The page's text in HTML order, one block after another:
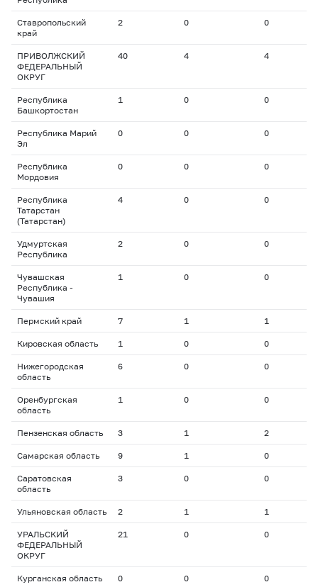
Ставропольский
край
2 0 0
ПРИВОЛЖСКИЙ
ФЕДЕРАЛЬНЫЙ
ОКРУГ
40 4 4
Республика
Башкортостан
1 0 0
Республика Марий
Эл
0 0 0
Республика
Мордовия
0 0 0
Республика
Татарстан
(Татарстан)
4 0 0
Удмуртская
Республика
2 0 0
Чувашская
Республика -
Чувашия
1 0 0
Пермский край 7 1 1
Кировская область 1 0 0
Нижегородская
область
6 0 0
Оренбургская
область
1 0 0
Пензенская область 3 1 2
Самарская область 9 1 0
Саратовская
область
3 0 0
Ульяновская область 2 1 1
УРАЛЬСКИЙ
ФЕДЕРАЛЬНЫЙ
ОКРУГ
21 0 0
Курганская область 0 0 0